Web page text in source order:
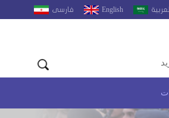
العربية English فارسى